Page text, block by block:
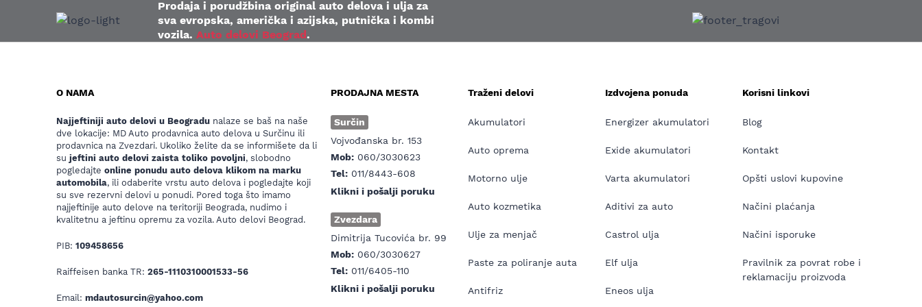
Prodaja i porudžbina original auto delova i ulja za
sva evropska, američka i azijska, putnička i kombi
vozila. Auto delovi Beograd.
O NAMA
Najjeftiniji auto delovi u Beogradu nalaze se baš na naše
dve lokacije: MD Auto prodavnica auto delova u Surčinu ili
prodavnica na Zvezdari. Ukoliko želite da se informišete da li
su jeftini auto delovi zaista toliko povoljni, slobodno
pogledajte online ponudu auto delova klikom na marku
automobila, ili odaberite vrstu auto delova i pogledajte koji
su sve rezervni delovi u ponudi. Pored toga što imamo
najjeftinije auto delove na teritoriji Beograda, nudimo i
kvalitetnu a jeftinu opremu za vozila. Auto delovi Beograd.
PIB: 109458656
Raiffeisen banka TR: 265-1110310001533-56
Email: mdautosurcin@yahoo.com
PRODAJNA MESTA
Surčin
Vojvođanska br. 153
Mob: 060/3030623
Tel: 011/8443-608
Klikni i pošalji poruku
Zvezdara
Dimitrija Tucovića br. 99
Mob: 060/3030627
Tel: 011/6405-110
Klikni i pošalji poruku
Traženi delovi
Akumulatori
Auto oprema
Motorno ulje
Auto kozmetika
Ulje za menjač
Paste za poliranje auta
Antifriz
Izdvojena ponuda
Energizer akumulatori
Exide akumulatori
Varta akumulatori
Aditivi za auto
Castrol ulja
Elf ulja
Eneos ulja
Korisni linkovi
Blog
Kontakt
Opšti uslovi kupovine
Načini plaćanja
Načini isporuke
Pravilnik za povrat robe i
reklamaciju proizvoda